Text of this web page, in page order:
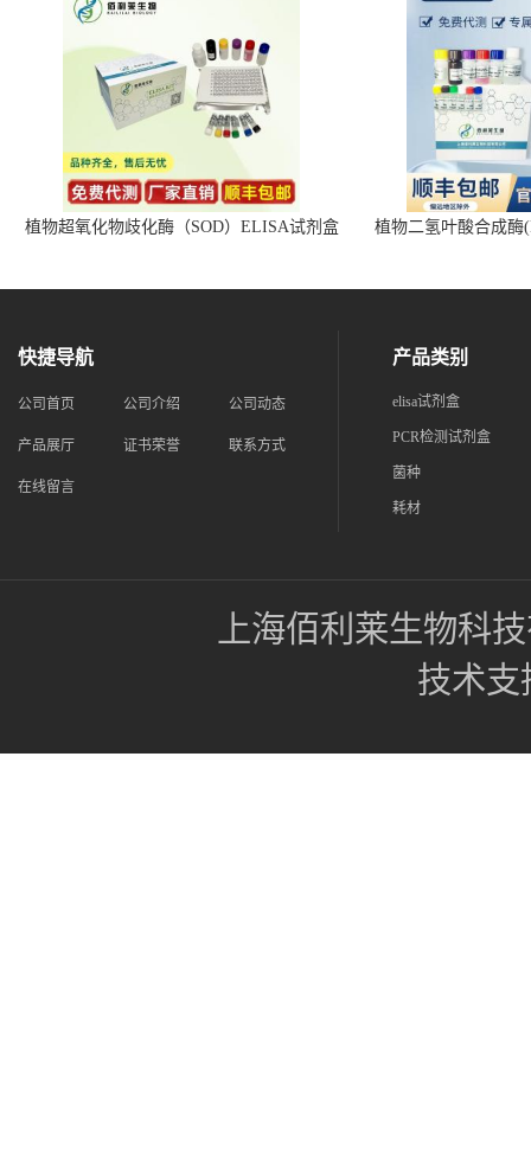
植物超氧化物歧化酶（SOD）ELISA试剂盒 植物二氢叶酸合成酶
快捷导航
公司首页 公司介绍 公司动态
产品展厅 证书荣誉 联系方式
在线留言
产品类别
elisa试剂盒
PCR检测试剂盒
菌种
耗材
上海佰利莱生物科
技术